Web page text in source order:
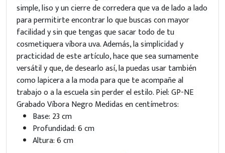
simple, liso y un cierre de corredera que va de lado a lado
para permitirte encontrar lo que buscas con mayor
facilidad y sin que tengas que sacar todo de tu
cosmetiquera víbora uva. Además, la simplicidad y
practicidad de este artículo, hace que sea sumamente
versátil y que, de desearlo así, la puedas usar también
como lapicera a la moda para que te acompañe al
trabajo o a la escuela sin perder el estilo. Piel: GP-NE
Grabado Víbora Negro Medidas en centímetros:
Base: 23 cm
Profundidad: 6 cm
Altura: 6 cm